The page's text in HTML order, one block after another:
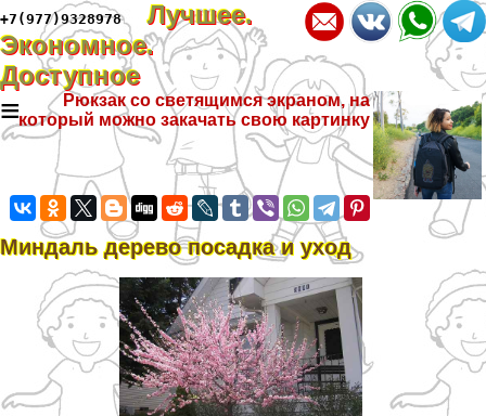
+7(977)9328978
Лучшее.
Экономное.
Доступное
≡
Рюкзак со светящимся экраном, на
который можно закачать свою картинку
Миндаль дерево посадка и уход